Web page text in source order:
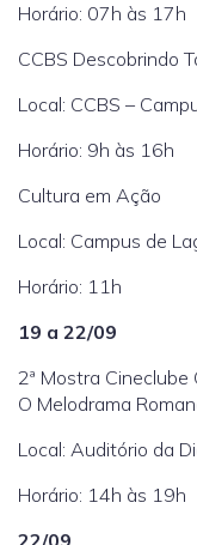
Horário: 07h às 17h
CCBS Descobrindo
Local: CCBS –
Horário: 9h às 16h
Cultura em Ação
Local: Campus de
Horário: 11h
19 a 22/09
2ª Mostra Cineclube
O Melodrama
Local: Auditório da
Horário: 14h às 19h